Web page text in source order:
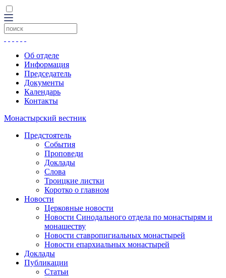
Об отделе
Информация
Председатель
Документы
Календарь
Контакты
Монастырский вестник
Предстоятель
События
Проповеди
Доклады
Слова
Троицкие листки
Коротко о главном
Новости
Церковные новости
Новости Синодального отдела по монастырям и
монашеству
Новости ставропигиальных монастырей
Новости епархиальных монастырей
Доклады
Публикации
Статьи